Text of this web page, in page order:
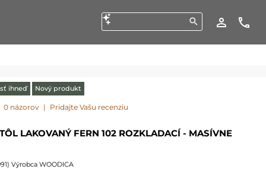
ihneď Nový produkt
0 názorov | Pridajte Vašu recenziu
LAKOVANÝ FERN 102 ROZKLADACÍ - MASÍVNE
) Výrobca WOODICA